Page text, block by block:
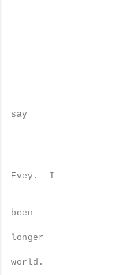
say
Evey.
I
been
longer
world.